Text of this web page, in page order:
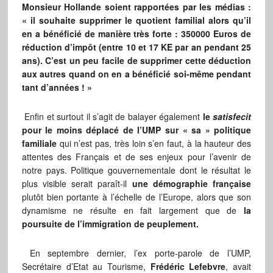
Monsieur Hollande soient rapportées par les médias :
« il souhaite supprimer le quotient familial alors qu’il
en a bénéficié de manière très forte : 350000 Euros de
réduction d’impôt (entre 10 et 17 KE par an pendant 25
ans). C’est un peu facile de supprimer cette déduction
aux autres quand on en a bénéficié soi-même pendant
tant d’années ! »
Enfin et surtout il s’agit de balayer également lesatisfecit
pour le moins déplacé de l’UMP sur « sa » politique
familialequi n’est pas, très loin s’en faut, à la hauteur des
attentes des Français et de ses enjeux pour l’avenir de
notre pays. Politique gouvernementale dont le résultat le
plus visible serait paraît-il une démographie française
plutôt bien portante à l’échelle de l’Europe, alors que son
dynamisme ne résulte en fait largement que de la
poursuite de l’immigration de peuplement.
En septembre dernier, l’ex porte-parole de l’UMP,
Secrétaire d’Etat au Tourisme, Frédéric Lefebvre, avait